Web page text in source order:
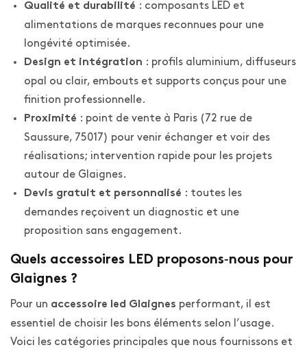
Qualité et durabilité : composants LED et
alimentations de marques reconnues pour une
longévité optimisée.
Design et intégration : profils aluminium, diffuseurs
opal ou clair, embouts et supports conçus pour une
finition professionnelle.
Proximité : point de vente à Paris (72 rue de
Saussure, 75017) pour venir échanger et voir des
réalisations; intervention rapide pour les projets
autour de Glaignes.
Devis gratuit et personnalisé : toutes les
demandes reçoivent un diagnostic et une
proposition sans engagement.
Quels accessoires LED proposons‑nous pour
Glaignes ?
Pour un accessoire led Glaignes performant, il est
essentiel de choisir les bons éléments selon l’usage.
Voici les catégories principales que nous fournissons et